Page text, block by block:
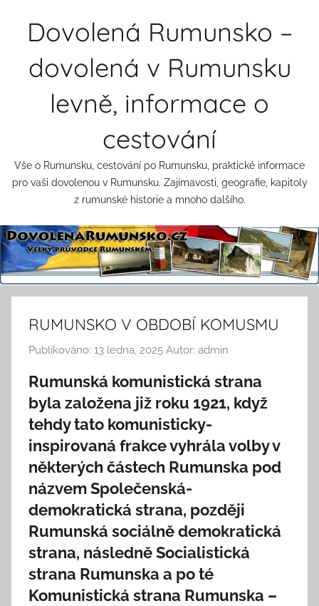
Dovolená Rumunsko –
dovolená v Rumunsku
levně, informace o
cestování
Vše o Rumunsku, cestování po Rumunsku, praktické informace
pro vaši dovolenou v Rumunsku. Zajímavosti, geografie, kapitoly
z rumunské historie a mnoho dalšího.
RUMUNSKO V OBDOBÍ KOMUSMU
Publikováno: 13 ledna, 2025 Autor: admin
Rumunská komunistická strana
byla založena již roku 1921, když
tehdy tato komunisticky-
inspirovaná frakce vyhrála volby v
některých částech Rumunska pod
názvem Společenská-
demokratická strana, později
Rumunská sociálně demokratická
strana, následně Socialistická
strana Rumunska a po té
Komunistická strana Rumunska –